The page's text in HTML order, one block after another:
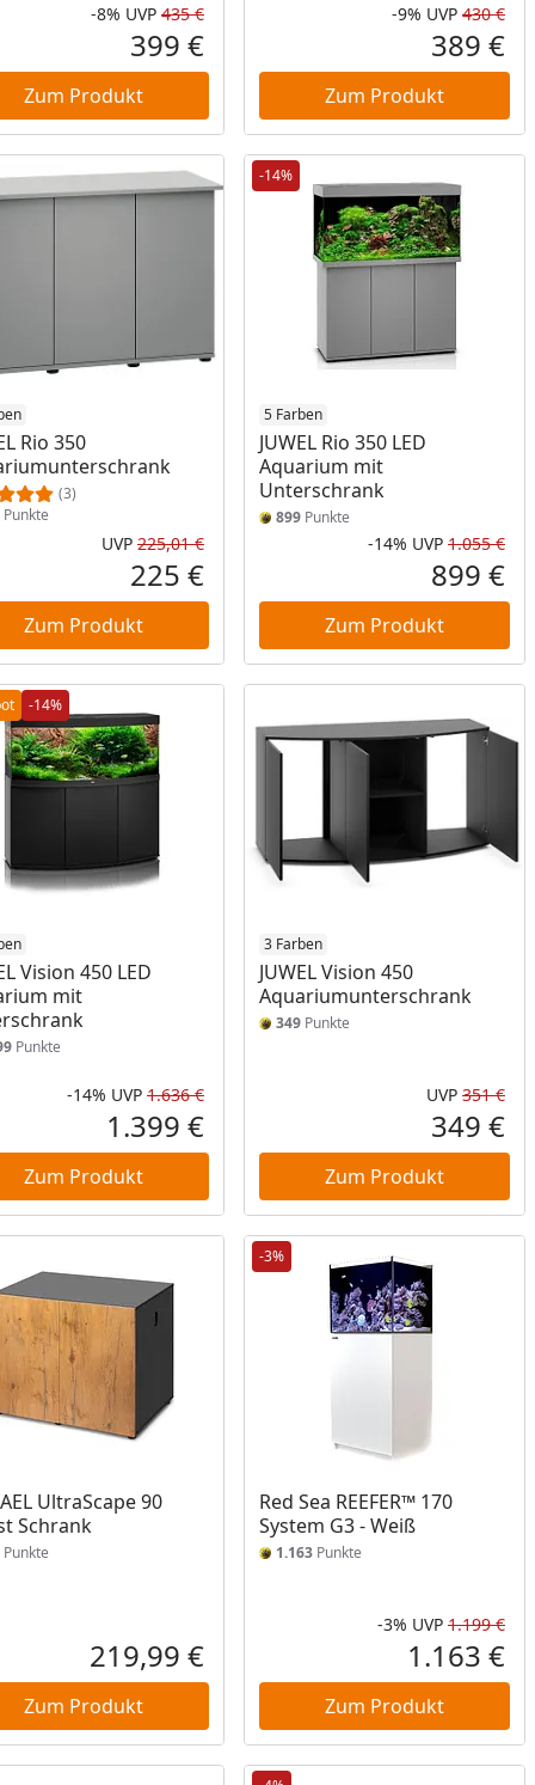
Preis Rabatt in Prozent
-8%
Ursprünglicher Preis
UVP 435 €
Aktueller Preis
399 €
Zum Produkt
-9% UVP 430 €
389 €
Zum Produkt
Rio 350
(3)
Punkte
Ursprünglicher Preis
UVP 225,01 €
Aktueller Preis
225 €
Zum Produkt
-14%
5 Farben
JUWEL Rio 350 LED
Aquarium mit
Unterschrank
899 Punkte
-14% UVP 1.055 €
899 €
Zum Produkt
Preis
-14%
Vision 450 LED
mit
Punkte
Rabatt in Prozent
-14%
Ursprünglicher Preis
UVP 1.636 €
Aktueller Preis
1.399 €
Zum Produkt
3 Farben
JUWEL Vision 450
Aquariumunterschrank
349 Punkte
UVP 351 €
349 €
Zum Produkt
UltraScape 90
Schrank
Punkte
Aktueller Preis
219,99 €
Zum Produkt
-3%
Red Sea REEFER™ 170
System G3 - Weiß
1.163 Punkte
-3% UVP 1.199 €
1.163 €
Zum Produkt